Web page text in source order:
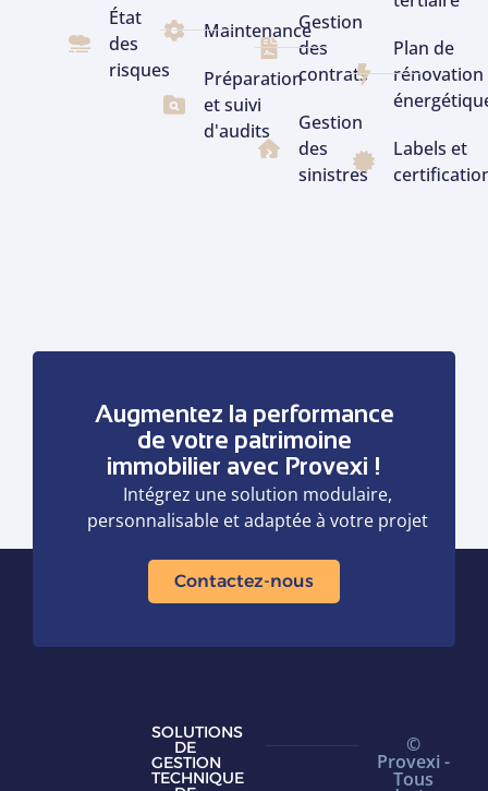
État
des
risques
Maintenance
Préparation
et suivi
d'audits
Gestion
des
contrats
Gestion
des
sinistres
Plan de
rénovation
Labels et
Augmentez la performance
de votre patrimoine
immobilier avec Provexi !
Intégrez une solution modulaire,
personnalisable et adaptée à votre projet
Contactez-nous
SOLUTIONS
DE
GESTION
TECHNIQUE
©
Provexi -
Tous